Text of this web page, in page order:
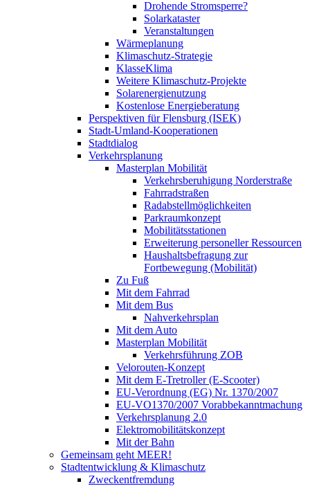
Drohende Stromsperre?
Solarkataster
Veranstaltungen
Wärmeplanung
Klimaschutz-Strategie
KlasseKlima
Weitere Klimaschutz-Projekte
Solarenergienutzung
Kostenlose Energieberatung
Perspektiven für Flensburg (ISEK)
Stadt-Umland-Kooperationen
Stadtdialog
Verkehrsplanung
Masterplan Mobilität
Verkehrsberuhigung Norderstraße
Fahrradstraßen
Radabstellmöglichkeiten
Parkraumkonzept
Mobilitätsstationen
Erweiterung personeller Ressourcen
Haushaltsbefragung zur
Fortbewegung (Mobilität)
Zu Fuß
Mit dem Fahrrad
Mit dem Bus
Nahverkehrsplan
Mit dem Auto
Masterplan Mobilität
Verkehrsführung ZOB
Velorouten-Konzept
Mit dem E-Tretroller (E-Scooter)
EU-Verordnung (EG) Nr. 1370/2007
EU-VO1370/2007 Vorabbekanntmachung
Verkehrsplanung 2.0
Elektromobilitätskonzept
Mit der Bahn
Gemeinsam geht MEER!
Stadtentwicklung & Klimaschutz
Zweckentfremdung